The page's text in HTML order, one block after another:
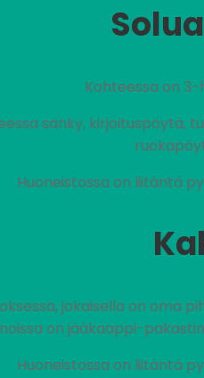
Kohteessa on
sänky, kirjoituspöytä,
Huoneistossa on liitäntä
jokaisella on oma
on jääkaappi-
Huoneistossa on liitäntä